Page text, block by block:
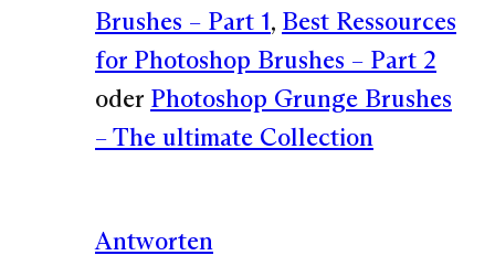
Brushes – Part 1, Best Ressources
for Photoshop Brushes – Part 2
oder Photoshop Grunge Brushes
– The ultimate Collection
Antworten